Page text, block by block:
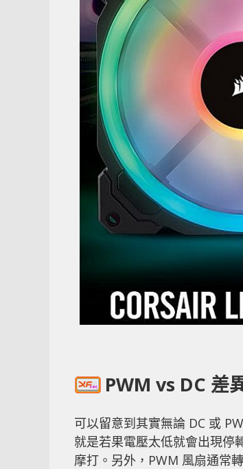
PWM vs DC 差
可以留意到其實無論 DC 或
就是若果電壓太低就會出現停
摩打。另外，PWM 風扇通常